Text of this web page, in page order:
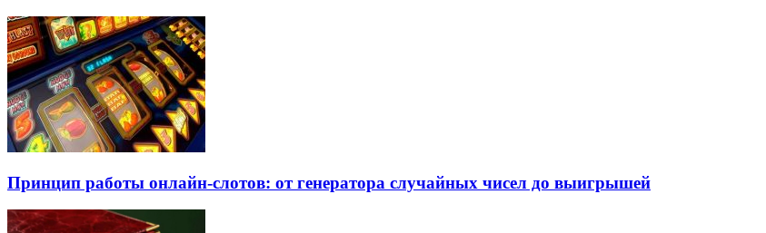
Принцип работы онлайн-слотов: от генератора случайных чисел до выигрышей